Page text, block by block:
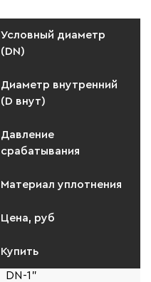
Условный диаметр
(DN)
Диаметр внутренний
(D внут)
Давление
срабатывания
Материал уплотнения
Цена, руб
Купить
DN-1"